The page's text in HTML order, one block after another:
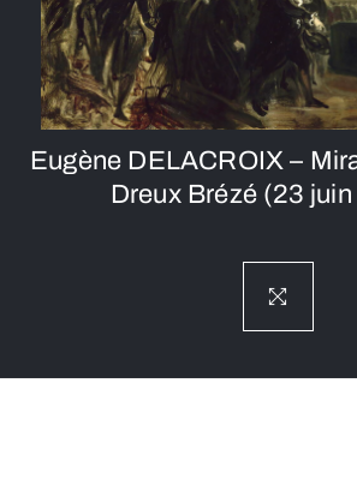
Eugène DELACROIX –
Dreux Brézé (23